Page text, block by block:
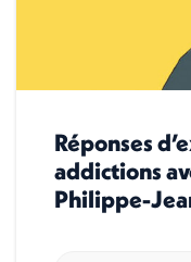
Réponses
addictions
Philippe-